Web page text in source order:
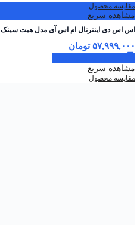
مقایسه محصول
مشاهده سریع
اس اس دی اینترنال ام اس آی مدل هیت سینک SPATUIM M۴۶۰ ظرفیت دو ترابایت
۵۷,۹۹۹,۰۰۰ تومان
مشاهده سریع
مقایسه محصول